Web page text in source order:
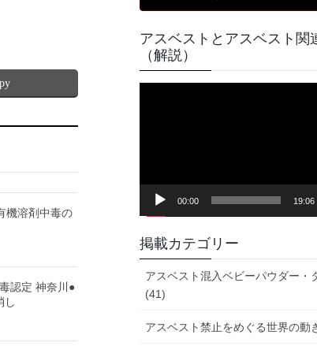
機溶剤中毒の
認定 神奈川●
し
アスベストとアスベスト関
（解説）
ヤ
00:00 19:06
掲載カテゴリー
アスベスト混入ベビーパウダー・
(41)
アスベスト禁止をめぐる世界の動